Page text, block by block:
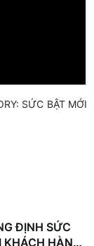
SỨC BẬT MỚI
ĐỊNH SỨC
KHÁCH HÀNG